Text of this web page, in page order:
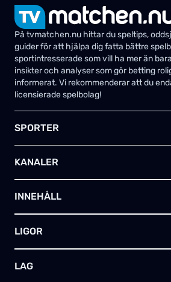
På tvmatchen.nu hittar du speltips,
guider för att hjälpa dig fatta bättre
sportintresserade som vill ha mer än
insikter och analyser som gör betting
informerat. Vi rekommenderar att du
licensierade spelbolag!
SPORTER
Ishockey
Amerikansk fotboll
Basket
Bandy
KANALER
TV4 Play Sport Total
Kanal 5
HBO Max (SE)
INNEHÅLL
Kontakta oss
Annonsera
Skapa egen TV-tablå
LIGOR
Championship
LAG